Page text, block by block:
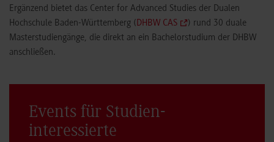
Ergänzend bietet das Center for Advanced Studies der Dualen
Hochschule Baden-Württemberg (DHBW CAS
) rund 30 duale
Masterstudiengänge, die direkt an ein Bachelorstudium der DHBW
anschließen.
Events für Studien­
interessierte